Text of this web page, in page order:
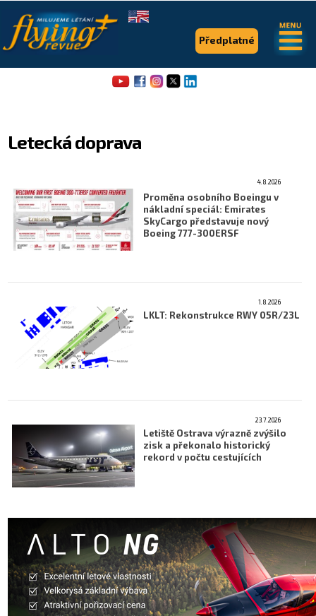
Letecká doprava
4.8.2026
Proměna osobního Boeingu v
nákladní speciál: Emirates
SkyCargo představuje nový
Boeing 777-300ERSF
1.8.2026
LKLT: Rekonstrukce RWY 05R/23L
23.7.2026
Letiště Ostrava výrazně zvýšilo
zisk a překonalo historický
rekord v počtu cestujících
Předplatné
.
Flying Revue
Články
Letecká videa
Aktuální FR + archiv
The SAFE Guide app
Nabídky práce v letectví
E-SHOP